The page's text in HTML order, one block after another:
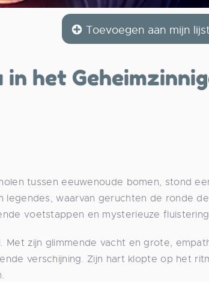
Toevoegen aan mijn
in het
tussen eeuwenoude bomen, stond
legendes, waarvan geruchten de ronde
voetstappen en mysterieuze
zijn glimmende vacht en grote,
verschijning. Zijn hart klopte op het